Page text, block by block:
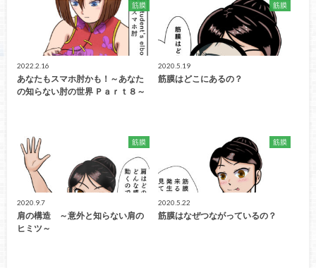
筋膜
2022.2.16
あなたもスマホ肘かも！～あなた
の知らない肘の世界 Ｐａｒｔ８～
筋膜
2020.5.19
筋膜はどこにあるの？
筋膜
2020.9.7
肩の構造 ～意外と知らない肩の
ヒミツ～
筋膜
2020.5.22
筋膜はなぜつながっているの？